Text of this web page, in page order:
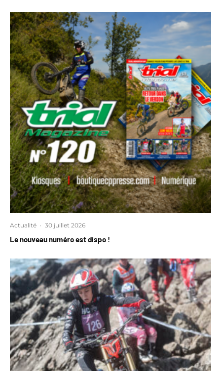
Actualité · 30 juillet 2026
Le nouveau numéro est dispo !